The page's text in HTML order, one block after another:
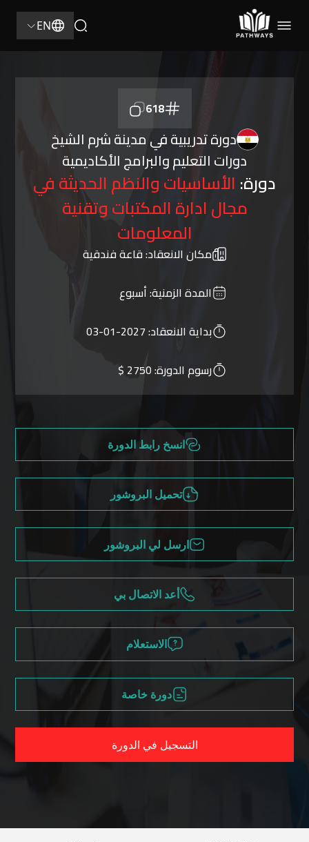
EN
618
دورة تدريبية في مدينة شرم الشيخ
دورات التعليم والبرامج الأكاديمية
دورة: الأساسيات والنظم الحديثة في
مجال ادارة المكتبات وتقنية
المعلومات
مكان الانعقاد:قاعة فندقية
المدة الزمنية:أسبوع
بداية الانعقاد:2027-01-03
رسوم الدورة:2750 $
انسخ رابط الدورة
تحميل البروشور
ارسل لي البروشور
أعد الاتصال بي
الاستعلام
دورة خاصة
التسجيل في الدورة